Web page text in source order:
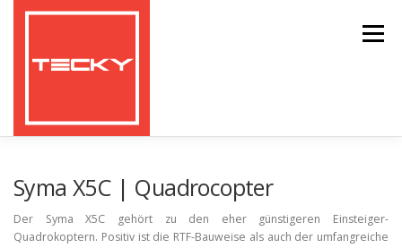
Menü
GEARBEST COUPONS UND RABATTE
Syma X5C | Quadrocopter
Der Syma X5C gehört zu den eher günstigeren Einsteiger-
Quadrokoptern. Positiv ist die RTF-Bauweise als auch der umfangreiche